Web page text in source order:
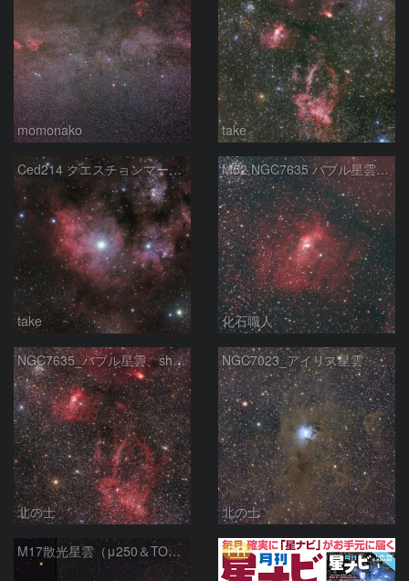
momonako take
Ced214 クエスチョンマーク星雲の“心臓部”
take
M52 NGC7635 バブル星雲 Sh2-159 カシオペア座
化石職人
NGC7635_バブル星雲、sh2-157_くわがた星雲
北の士
NGC7023_アイリス星雲
北の士
M17散光星雲（μ250＆TOA130） PR